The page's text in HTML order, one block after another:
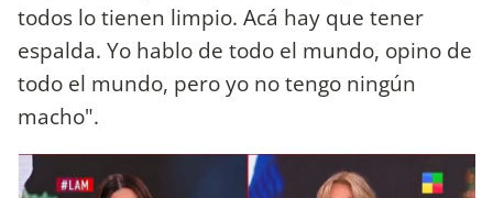
todos lo tienen limpio. Acá hay que tener
espalda. Yo hablo de todo el mundo, opino de
todo el mundo, pero yo no tengo ningún
macho".